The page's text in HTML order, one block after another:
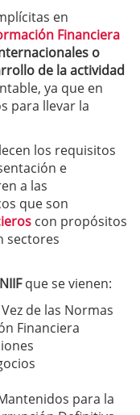
en
Financiera
o
de la actividad
ya que en
para llevar la
los requisitos
e
a las
que son
con propósitos
sectores
que se vienen:
de las Normas
Financiera
para la